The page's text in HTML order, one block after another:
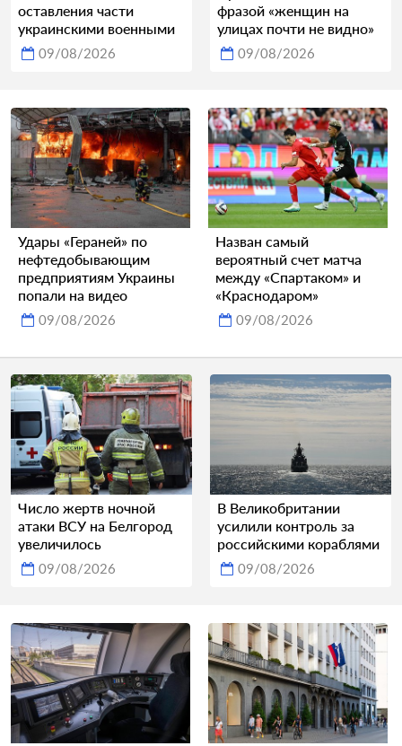
оставления части
украинскими военными
09/08/2026
фразой «женщин на
улицах почти не видно»
09/08/2026
Удары «Гераней» по
нефтедобывающим
предприятиям Украины
попали на видео
09/08/2026
Назван самый
вероятный счет матча
между «Спартаком» и
«Краснодаром»
09/08/2026
Число жертв ночной
атаки ВСУ на Белгород
увеличилось
09/08/2026
В Великобритании
усилили контроль за
российскими кораблями
09/08/2026